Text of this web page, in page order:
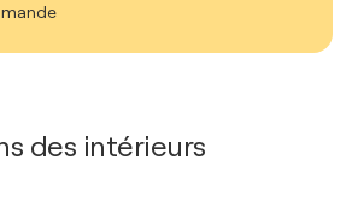
des intérieurs